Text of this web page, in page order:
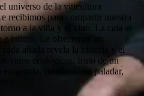
universo de la viticultura
recibimos para compartir nuestra
torno a la viña y el vino. La cata se
e íntimo. Le ofrecemos un
añada revela la historia y el
vinos ecológicos, fruto de un
deleitarán su paladar,